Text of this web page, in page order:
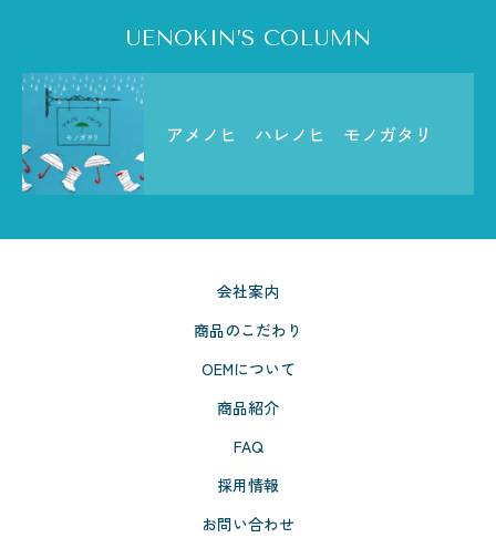
UENOKIN’S COLUMN
アメノヒ ハレノヒ モノガタリ
会社案内
商品のこだわり
OEMについて
商品紹介
FAQ
採用情報
お問い合わせ